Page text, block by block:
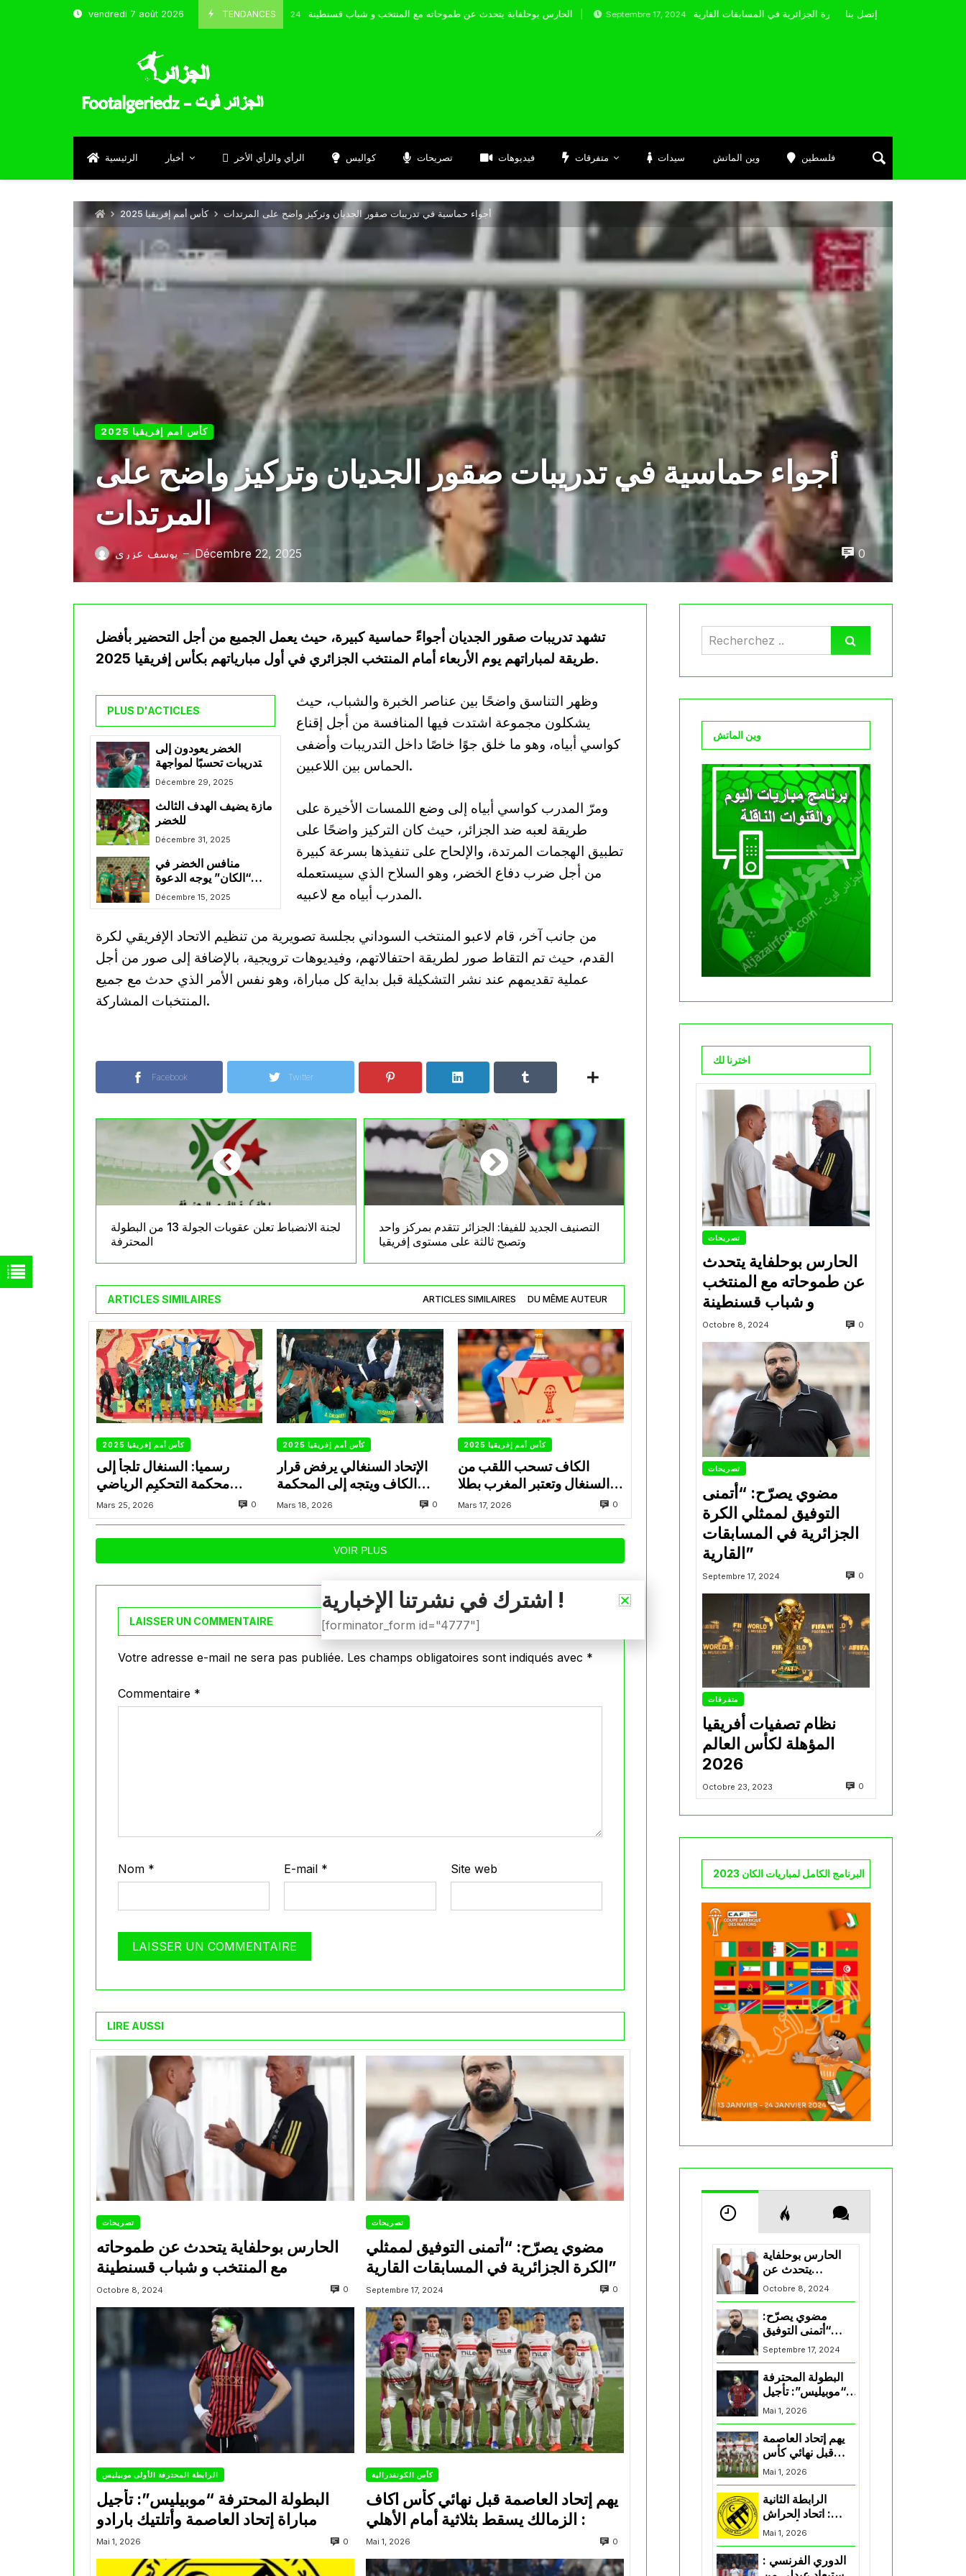
vendredi 7 août 2026 TENDANCES
Octobre 8, 2024 الحارس بوحلفاية يتحدث عن طموحاته مع المنتخب و شباب قسنطينة Septembre 17, 2024 إتصل بنا
الرئيسية أخبار الرأي والرأي الأخر كواليس تصريحات فيديوهات متفرقات سيدات وين الماتش فلسطين
كأس أمم إفريقيا 2025 أجواء حماسية في تدريبات صقور الجديان وتركيز واضح على المرتدات
كأس أمم إفريقيا 2025
أجواء حماسية في تدريبات صقور الجديان وتركيز واضح على
المرتدات
يوسف عزري — Décembre 22, 2025 0
تشهد تدريبات صقور الجديان أجواءً حماسية كبيرة، حيث يعمل الجميع من أجل التحضير بأفضل
طريقة لمباراتهم يوم الأربعاء أمام المنتخب الجزائري في أول مبارياتهم بكأس إفريقيا 2025.
PLUS D'ACTICLES
الخضر يعودون إلى
التدريبات تحسبًا لمواجهة
غينيا الاستوائية
Décembre 29, 2025
مازة يضيف الهدف الثالث
للخضر
Décembre 31, 2025
منافس الخضر في
“الكان” يوجه الدعوة
للاعب مولودية الجزائر
Décembre 15, 2025
وظهر التناسق واضحًا بين عناصر الخبرة والشباب، حيث
يشكلون مجموعة اشتدت فيها المنافسة من أجل إقناع
كواسي أبياه، وهو ما خلق جوًا خاصًا داخل التدريبات وأضفى
الحماس بين اللاعبين.
ومرّ المدرب كواسي أبياه إلى وضع اللمسات الأخيرة على
طريقة لعبه ضد الجزائر، حيث كان التركيز واضحًا على
تطبيق الهجمات المرتدة، والإلحاح على تنفيذها بسرعة كبيرة
من أجل ضرب دفاع الخضر، وهو السلاح الذي سيستعمله
المدرب أبياه مع لاعبيه.
من جانب آخر، قام لاعبو المنتخب السوداني بجلسة تصويرية من تنظيم الاتحاد الإفريقي لكرة
القدم، حيث تم التقاط صور لطريقة احتفالاتهم، وفيديوهات ترويجية، بالإضافة إلى صور من أجل
عملية تقديمهم عند نشر التشكيلة قبل بداية كل مباراة، وهو نفس الأمر الذي حدث مع جميع
المنتخبات المشاركة.
Facebook Twitter
لجنة الانضباط تعلن عقوبات الجولة 13 من البطولة
المحترفة
التصنيف الجديد للفيفا: الجزائر تتقدم بمركز واحد
وتصبح ثالثة على مستوى إفريقيا
ARTICLES SIMILAIRES ARTICLES SIMILAIRES DU MÊME AUTEUR
كأس أمم إفريقيا 2025
رسميا: السنغال تلجأ إلى
محكمة التحكيم الرياضي
للطعن ضد سحب كأس إفريقيا
منها
Mars 25, 2026 0
كأس أمم إفريقيا 2025
الإتحاد السنغالي يرفض قرار
الكاف ويتجه إلى المحكمة
الرياضية
Mars 18, 2026 0
كأس أمم إفريقيا 2025
الكاف تسحب اللقب من
السنغال وتعتبر المغرب بطلا
Mars 17, 2026 0
VOIR PLUS
LAISSER UN COMMENTAIRE
Votre adresse e-mail ne sera pas publiée. Les champs obligatoires sont indiqués avec *
Commentaire *
Nom * E-mail * Site web
LIRE AUSSI
تصريحات
الحارس بوحلفاية يتحدث عن طموحاته
مع المنتخب و شباب قسنطينة
Octobre 8, 2024 0
تصريحات
مضوي يصرّح: “أتمنى التوفيق لممثلي
الكرة الجزائرية في المسابقات القارية”
Septembre 17, 2024 0
الرابطة المحترفة الأولى موبيليس
البطولة المحترفة “موبيليس”: تأجيل
مباراة إتحاد العاصمة وأتلتيك بارادو
Mai 1, 2026 0
كأس الكونفدرالية
يهم إتحاد العاصمة قبل نهائي كأس اكاف
Mai 1, 2026 0
وين الماتش
اخترنا لك
تصريحات
الحارس بوحلفاية يتحدث
عن طموحاته مع المنتخب
و شباب قسنطينة
Octobre 8, 2024 0
تصريحات
مضوي يصرّح: “أتمنى
التوفيق لممثلي الكرة
الجزائرية في المسابقات
القارية”
Septembre 17, 2024 0
متفرقات
نظام تصفيات أفريقيا
المؤهلة لكأس العالم
2026
Octobre 23, 2023 0
البرنامج الكامل لمباريات الكان 2023
الحارس بوحلفاية
يتحدث عن
طموحاته مع
المنتخب و شباب
قسنطينة
Octobre 8, 2024
مضوي يصرّح:
“أتمنى التوفيق
لممثلي الكرة
الجزائرية في
Septembre 17, 2024
البطولة المحترفة
“موبيليس”: تأجيل
مباراة إتحاد
العاصمة وأتلتيك
بارادو
Mai 1, 2026
يهم إتحاد العاصمة
قبل نهائي كأس
اكاف : الزمالك
يسقط بثلاثية أمام
Mai 1, 2026
الرابطة الثانية
: اتحاد الحراش
يحسم التأهل إلى
“البلاي أوف”
Mai 1, 2026
الدوري الفرنسي :
اشترك في نشرتنا الإخبارية !
[forminator_form id="4777"]